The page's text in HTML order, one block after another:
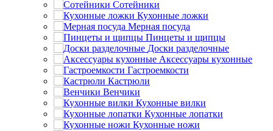
Сотейники
Кухонные ложки
Мерная посуда
Пинцеты и щипцы
Доски разделочные
Аксессуары кухонные
Гастроемкости
Кастрюли
Венчики
Кухонные вилки
Кухонные лопатки
Кухонные ножи